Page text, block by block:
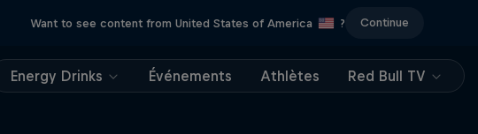
Want to see content from United States of America ? Continue
Energy Drinks Événements Athlètes Red Bull TV